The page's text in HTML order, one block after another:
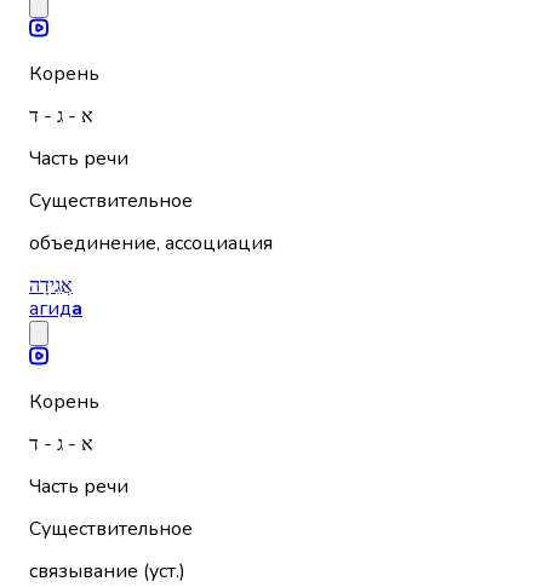
Корень
א - ג - ד
Часть речи
Существительное
объединение, ассоциация
אֲגִידָה
агида
Корень
א - ג - ד
Часть речи
Существительное
связывание (уст.)